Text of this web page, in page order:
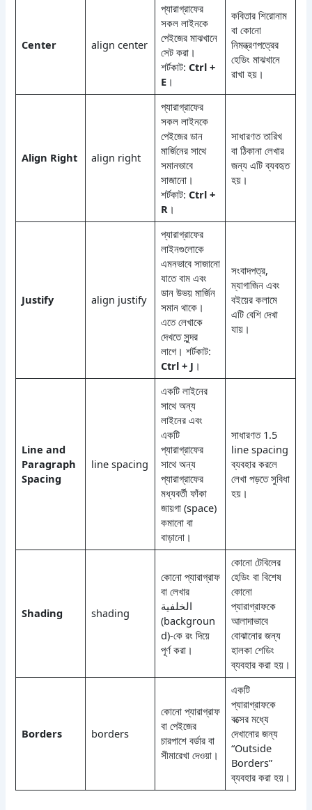
Center align center
প্যারাগ্রাফের
সকল লাইনকে
পেইজের মাঝখানে
সেট করা।
শর্টকাট: Ctrl +
E।
কবিতার শিরোনাম
বা কোনো
নিমন্ত্রণপত্রের
হেডিং মাঝখানে
রাখা হয়।
Align Right align right
প্যারাগ্রাফের
সকল লাইনকে
পেইজের ডান
মার্জিনের সাথে
সমানভাবে
সাজানো।
শর্টকাট: Ctrl +
R ।
সাধারণত তারিখ
বা ঠিকানা লেখার
জন্য এটি ব্যবহৃত
হয়।
Justify align justify
প্যারাগ্রাফের
লাইনগুলোকে
এমনভাবে সাজানো
যাতে বাম এবং
ডান উভয় মার্জিন
সমান থাকে।
এতে লেখাকে
দেখতে সুন্দর
লাগে। শর্টকাট:
Ctrl + J ।
সংবাদপত্র,
ম্যাগাজিন এবং
বইয়ের কলামে
এটি বেশি দেখা
যায়।
Line and
Paragraph
Spacing
line spacing
একটি লাইনের
সাথে অন্য
লাইনের এবং
একটি
প্যারাগ্রাফের
সাথে অন্য
প্যারাগ্রাফের
মধ্যবর্তী ফাঁকা
জায়গা (space)
কমানো বা
বাড়ানো।
সাধারণত 1.5
line spacing
ব্যবহার করলে
লেখা পড়তে সুবিধা
হয়।
Shading shading
কোনো প্যারাগ্রাফ
বা লেখার
الخلفية
(backgroun
d)-কে রং দিয়ে
পূর্ণ করা।
কোনো টেবিলের
হেডিং বা বিশেষ
কোনো
প্যারাগ্রাফকে
আলাদাভাবে
বোঝানোর জন্য
হালকা শেডিং
ব্যবহার করা হয়।
Borders borders
কোনো প্যারাগ্রাফ
বা পেইজের
চারপাশে বর্ডার বা
সীমারেখা দেওয়া।
একটি
প্যারাগ্রাফকে
বক্সের মধ্যে
দেখানোর জন্য
“Outside
Borders”
ব্যবহার করা হয়।